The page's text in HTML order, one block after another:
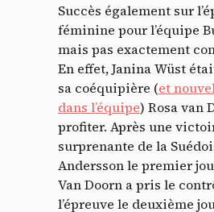
Succès également sur
féminine pour l’équipe
mais pas exactement
En effet, Janina Wüst
sa coéquipière (et
dans l’équipe) Rosa van
profiter. Après une
surprenante de la
Andersson le premier
Van Doorn a pris le
l’épreuve le deuxième